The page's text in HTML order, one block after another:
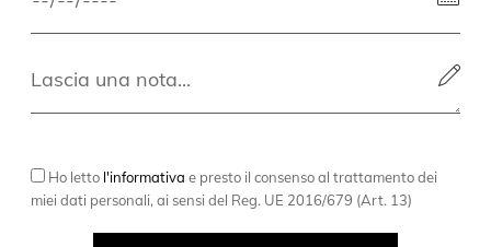
Ho letto l'informativa e presto il consenso al trattamento dei
miei dati personali, ai sensi del Reg. UE 2016/679 (Art. 13)